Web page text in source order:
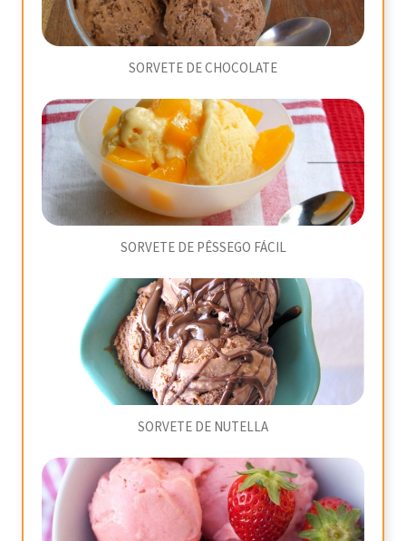
SORVETE DE CHOCOLATE
SORVETE DE PÊSSEGO FÁCIL
SORVETE DE NUTELLA